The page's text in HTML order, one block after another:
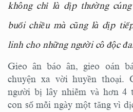
không chỉ là dịp thường
buổi chiều mà cũng là dịp
linh cho những người cô độc
Gieo ân báo ân, gieo oán
chuyện xa vời huyền thoại.
người bị lây nhiễm và hơn 4
con số mỗi ngày một tăng vì